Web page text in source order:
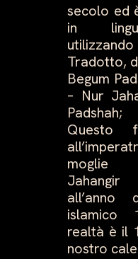
secolo ed
in
Tradotto,
Begum
– Nur
Questo
moglie
Jahangir
all’anno
islamico
realtà è il
nostro